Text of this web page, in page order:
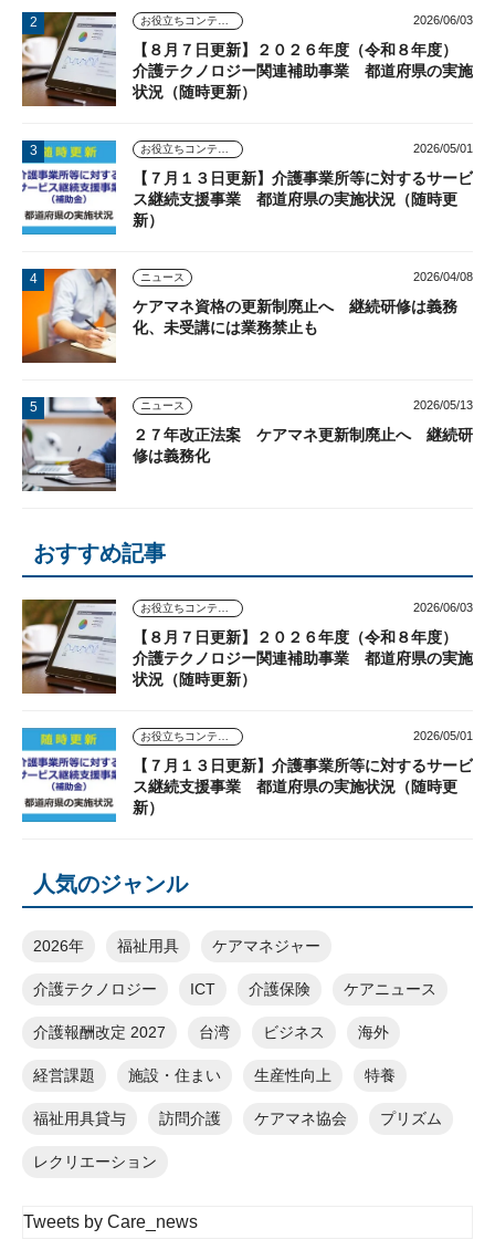
2026/06/03
【８月７日更新】２０２６年度（令和８年度）
介護テクノロジー関連補助事業 都道府県の実施
状況（随時更新）
2026/05/01
【７月１３日更新】介護事業所等に対するサービ
ス継続支援事業 都道府県の実施状況（随時更
新）
ニュース 2026/04/08
ケアマネ資格の更新制廃止へ 継続研修は義務
化、未受講には業務禁止も
ニュース 2026/05/13
２７年改正法案 ケアマネ更新制廃止へ 継続研
修は義務化
おすすめ記事
2026/06/03
【８月７日更新】２０２６年度（令和８年度）
介護テクノロジー関連補助事業 都道府県の実施
状況（随時更新）
2026/05/01
【７月１３日更新】介護事業所等に対するサービ
ス継続支援事業 都道府県の実施状況（随時更
新）
人気のジャンル
2026年 福祉用具 ケアマネジャー
介護テクノロジー ICT 介護保険 ケアニュース
介護報酬改定 2027 台湾 ビジネス 海外
経営課題 施設・住まい 生産性向上 特養
福祉用具貸与 訪問介護 ケアマネ協会 プリズム
レクリエーション
Tweets by Care_news